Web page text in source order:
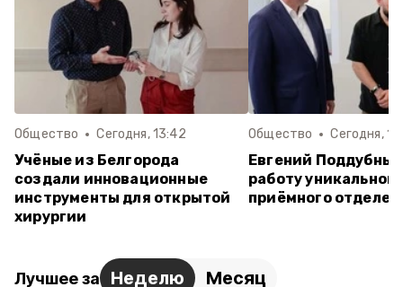
Общество Сегодня, 13:42
Учёные из Белгорода
создали инновационные
инструменты для открытой
хирургии
Общество Сегодня,
Евгений
работу уникального
приёмного
Лучшее за Неделю Месяц